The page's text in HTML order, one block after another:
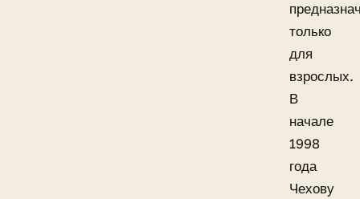
только
для
взрослых.
В
начале
1998
года
Чехову